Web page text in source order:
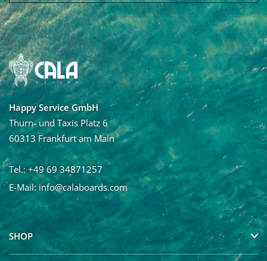
Vorname
Nachname
Ja, ich möchte den Newsletter von Calaboards erhalten
und regelmäßig mit Neuigkeiten und über Angebote
informiert werden. Die Abmeldung vom Newsletter ist
jederzeit möglich.
Happy Service GmbH
Thurn- und Taxis Platz 6
60313 Frankfurt am Main
Tel.: +49 69 34871257
E-Mail: info@calaboards.com
SHOP